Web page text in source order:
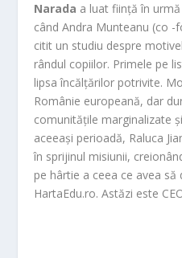
Narada a luat ființă în
când Andra Munteanu (co
citit un studiu despre
rândul copiilor. Primele pe
lipsa încălțărilor potrivite.
Românie europeană, dar
comunitățile marginalizate
aceeași perioadă, Raluca
în sprijinul misiunii,
pe hârtie a ceea ce avea să
HartaEdu.ro. Astăzi este